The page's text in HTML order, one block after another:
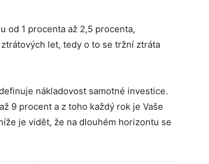
od 1 procenta až 2,5 procenta,
let, tedy o to se tržní ztráta
nákladovost samotné investice.
9 procent a z toho každý rok je Vaše
je vidět, že na dlouhém horizontu se